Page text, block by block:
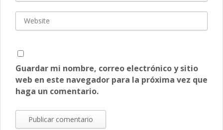
Guardar mi nombre, correo electrónico y sitio
web en este navegador para la próxima vez que
haga un comentario.